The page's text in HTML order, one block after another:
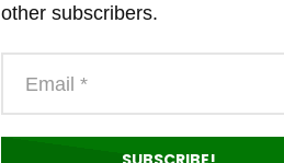
other subscribers.